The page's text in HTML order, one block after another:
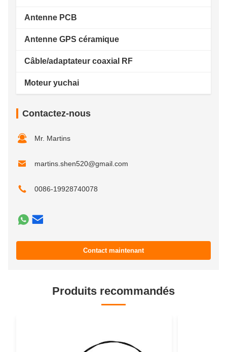
Antenne PCB
Antenne GPS céramique
Câble/adaptateur coaxial RF
Moteur yuchai
Contactez-nous
Mr. Martins
martins.shen520@gmail.com
0086-19928740078
Contact maintenant
Produits recommandés